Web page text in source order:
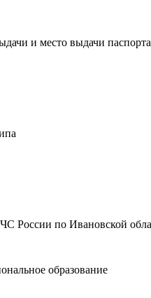
и место выдачи паспорта
России по Ивановской
образование